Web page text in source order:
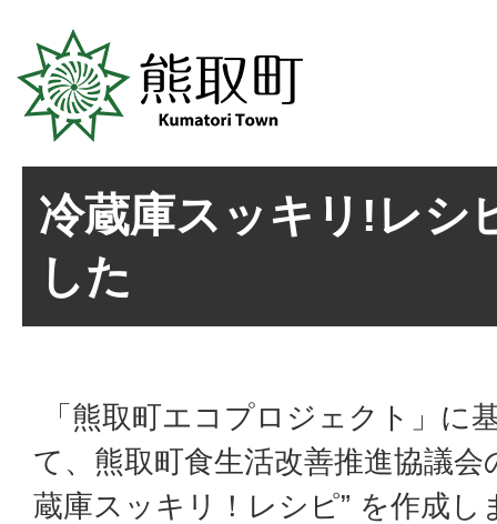
冷蔵庫スッキリ!レシ
した
「熊取町エコプロジェクト」に
て、熊取町食生活改善推進協議
蔵庫スッキリ！レシピ” を作成し